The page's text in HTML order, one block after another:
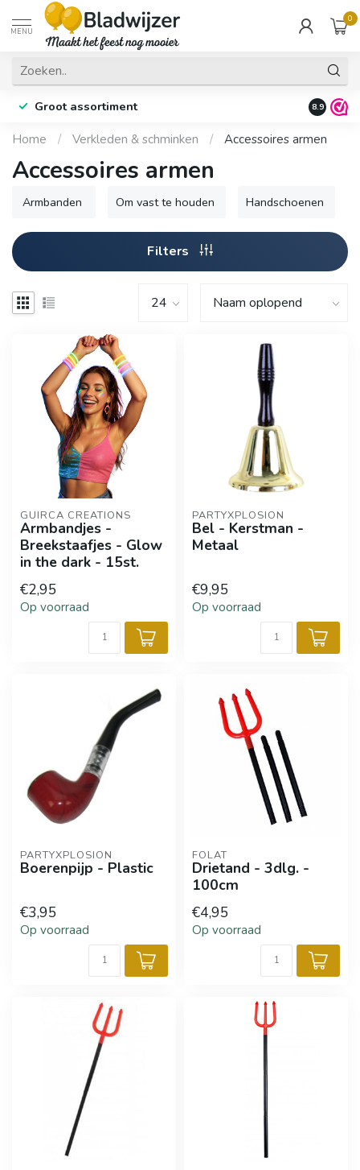
MENU
0
Groot assortiment Fysieke
8.9
Home / Verkleden & schminken / Accessoires armen
Accessoires armen
Armbanden Om vast te houden Handschoenen
Filters
GUIRCA CREATIONS
Armbandjes -
Breekstaafjes - Glow
in the dark - 15st.
€2,95
Op voorraad
PARTYXPLOSION
Bel - Kerstman -
Metaal
€9,95
Op voorraad
PARTYXPLOSION
Boerenpijp - Plastic
€3,95
Op voorraad
FOLAT
Drietand - 3dlg. -
100cm
€4,95
Op voorraad